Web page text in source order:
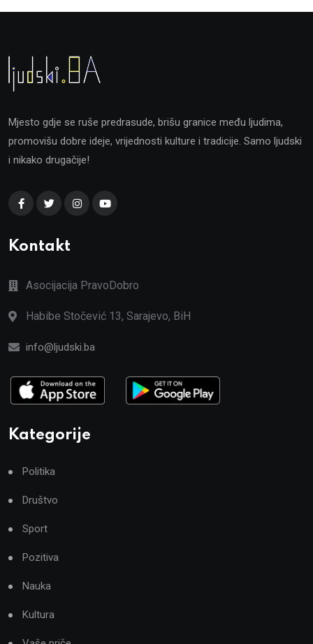
Mjesto gdje se ruše predrasude, brišu granice među ljudima,
promovišu dobre ideje, vrijednosti kulture i tradicije. Samo ljudski
i nikako drugačije!
Kontakt
Asocijacija PravoDobro
Habibe Stočević 13, Sarajevo, BiH
info@ljudski.ba
Kategorije
Politika
Društvo
Sport
Pozitiva
Nauka
Kultura